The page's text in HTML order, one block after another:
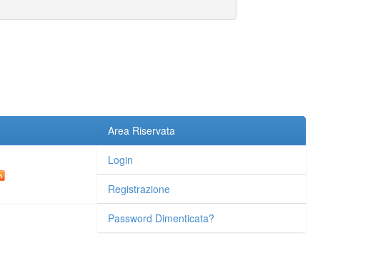
Area Riservata
Login
Registrazione
Password Dimenticata?